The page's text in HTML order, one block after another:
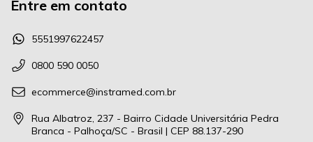
Entre em contato
5551997622457
0800 590 0050
ecommerce@instramed.com.br
Rua Albatroz, 237 - Bairro Cidade Universitária Pedra
Branca - Palhoça/SC - Brasil | CEP 88.137-290